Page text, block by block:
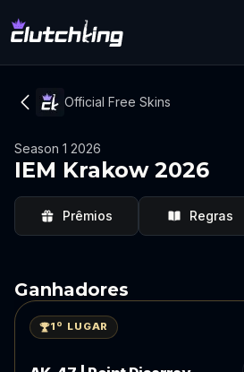
Official Free Skins
Season 1 2026
IEM Krakow 2026
Prêmios Regras
Ganhadores
1º LUGAR